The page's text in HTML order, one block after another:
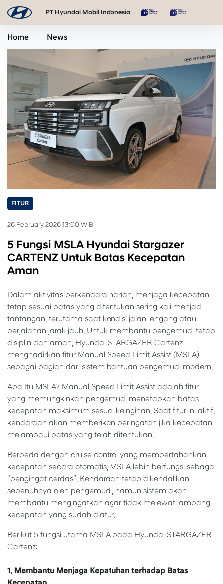
PT Hyundai Mobil Indonesia
Home News
FITUR
26 February 2026 13:00 WIB
5 Fungsi MSLA Hyundai Stargazer
CARTENZ Untuk Batas Kecepatan
Aman
Dalam aktivitas berkendara harian, menjaga kecepatan
tetap sesuai batas yang ditentukan sering kali menjadi
tantangan, terutama saat kondisi jalan lengang atau
perjalanan jarak jauh. Untuk membantu pengemudi tetap
disiplin dan aman, Hyundai STARGAZER Cartenz
menghadirkan fitur Manual Speed Limit Assist (MSLA)
sebagai bagian dari sistem bantuan pengemudi modern.
Apa Itu MSLA? Manual Speed Limit Assist adalah fitur
yang memungkinkan pengemudi menetapkan batas
kecepatan maksimum sesuai keinginan. Saat fitur ini aktif,
kendaraan akan memberikan peringatan jika kecepatan
melampaui batas yang telah ditentukan.
Berbeda dengan cruise control yang mempertahankan
kecepatan secara otomatis, MSLA lebih berfungsi sebagai
“pengingat cerdas”. Kendaraan tetap dikendalikan
sepenuhnya oleh pengemudi, namun sistem akan
membantu mengingatkan agar tidak melewati ambang
kecepatan yang sudah diatur.
Berikut 5 fungsi utama MSLA pada Hyundai STARGAZER
Cartenz:
1. Membantu Menjaga Kepatuhan terhadap Batas